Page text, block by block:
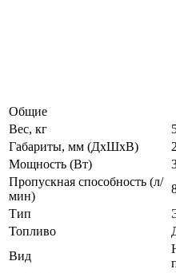
Общие
Вес, кг
Габариты, мм (ДxШxВ)
Мощность (Вт)
Пропускная способность (л/
мин)
Тип
Топливо
Вид